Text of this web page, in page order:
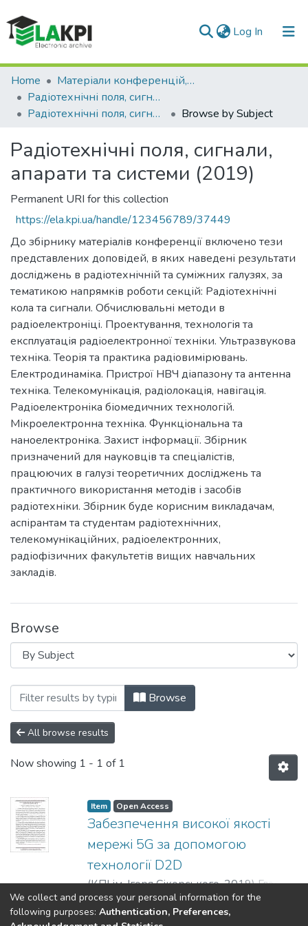
Log In (current)
Communities & Collections
All of DSpace
Home
Матеріали конференцій, семінарів і т.п.
Радіотехнічні поля, сигнали, апарати та системи
Радіотехнічні поля, сигнали, апарати та системи (2019)
Browse by Subject
Радіотехнічні поля, сигнали,
апарати та системи (2019)
Permanent URI for this collection
https://ela.kpi.ua/handle/123456789/37449
До збірнику матеріалів конференції включено тези
представлених доповідей, в яких наведені результати
досліджень в радіотехнічній та суміжних галузях, за
тематикою напрямків роботи секцій: Радіотехнічні
кола та сигнали. Обчислювальні методи в
радіоелектроніці. Проектування, технологія та
експлуатація радіоелектронної техніки. Ультразвукова
техніка. Теорія та практика радіовимірювань.
Електродинаміка. Пристрої НВЧ діапазону та антенна
техніка. Телекомунікація, радіолокація, навігація.
Радіоелектроніка біомедичних технологій.
Мікроелектронна техніка. Функціональна та
наноелектроніка. Захист інформації. Збірник
призначений для науковців та спеціалістів,
працюючих в галузі теоретичних досліджень та
практичного використання методів і засобів
радіотехніки. Збірник буде корисним викладачам,
аспірантам та студентам радіотехнічних,
телекомунікаційних, радіоелектронних,
радіофізичних факультетів вищих навчальних
закладів.
Browse
Browsing Радіотехнічні поля,
Browse
All browse results
Now showing 1 - 1 of 1
Item Open Access
Забезпечення високої якості
мережі 5G за допомогою
технології D2D
(КПІ ім. Ігоря Сікорського,2019)Гладун,
В. В.; Булашенко, А. В.
Show more
We collect and process your personal information for the
following purposes: Authentication, Preferences,